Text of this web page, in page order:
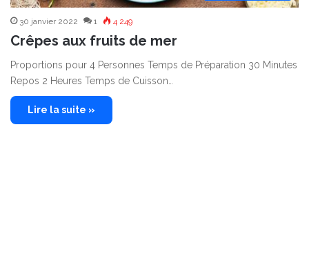
30 janvier 2022 1 4 249
Crêpes aux fruits de mer
Proportions pour 4 Personnes Temps de Préparation 30 Minutes
Repos 2 Heures Temps de Cuisson…
Lire la suite »